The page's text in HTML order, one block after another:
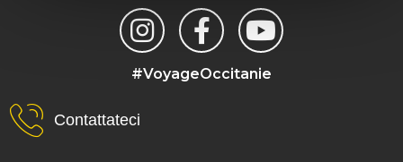
#VoyageOccitanie
Contattateci